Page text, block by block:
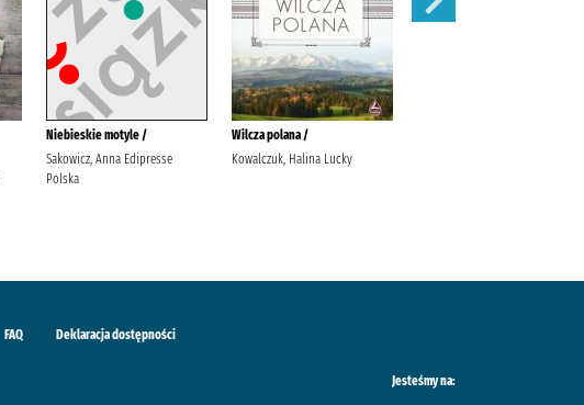
Niebieskie motyle /
Sakowicz, Anna Edipresse
Polska
Wilcza polana /
Kowalczuk, Halina Lucky
FAQ Deklaracja dostępności
Jesteśmy na: